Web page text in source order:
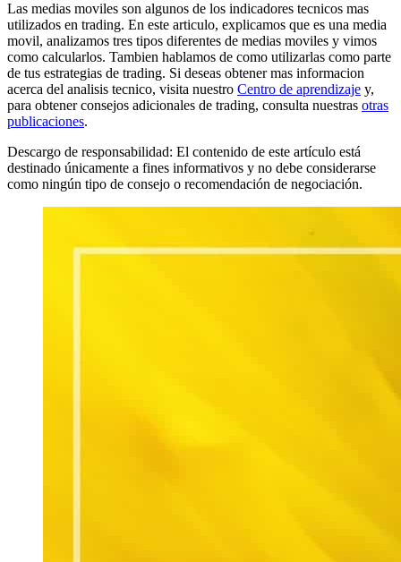
Las medias moviles son algunos de los indicadores tecnicos mas
utilizados en trading. En este articulo, explicamos que es una media
movil, analizamos tres tipos diferentes de medias moviles y vimos
como calcularlos. Tambien hablamos de como utilizarlas como parte
de tus estrategias de trading. Si deseas obtener mas informacion
acerca del analisis tecnico, visita nuestro Centro de aprendizaje y,
para obtener consejos adicionales de trading, consulta nuestras otras
publicaciones.
Descargo de responsabilidad: El contenido de este artículo está
destinado únicamente a fines informativos y no debe considerarse
como ningún tipo de consejo o recomendación de negociación.